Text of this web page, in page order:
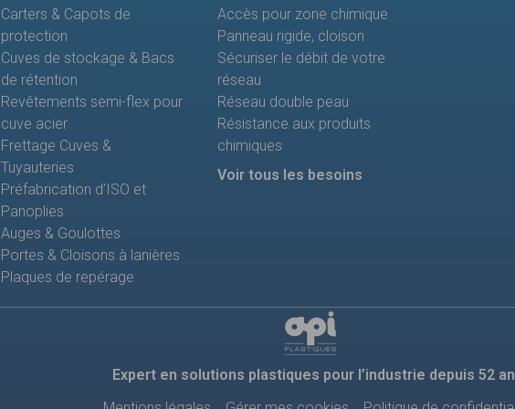
Carters & Capots de
protection
Cuves de stockage & Bacs
de rétention
Revêtements semi-flex pour
cuve acier
Frettage Cuves &
Tuyauteries
Préfabrication d’ISO et
Panoplies
Auges & Goulottes
Portes & Cloisons à lanières
Plaques de repérage
Accès pour zone chimique
Panneau rigide, cloison
Sécuriser le débit de votre
réseau
Réseau double peau
Résistance aux produits
chimiques
Voir tous les besoins
Expert en solutions plastiques pour l’industrie depuis 52